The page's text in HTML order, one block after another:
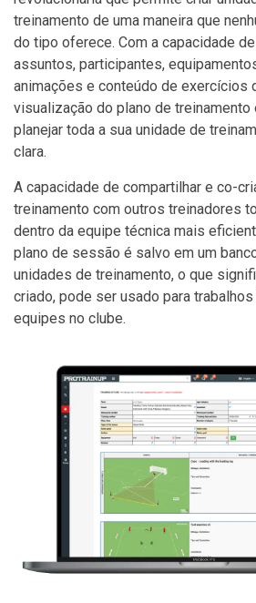
treinamento de uma maneira que
do tipo oferece. Com a capacidade
assuntos, participantes,
animações e conteúdo de exercícios
visualização do plano de treinamento
planejar toda a sua unidade de
clara.
A capacidade de compartilhar e co-
treinamento com outros treinadores
dentro da equipe técnica mais
plano de sessão é salvo em um
unidades de treinamento, o que
criado, pode ser usado para
equipes no clube.